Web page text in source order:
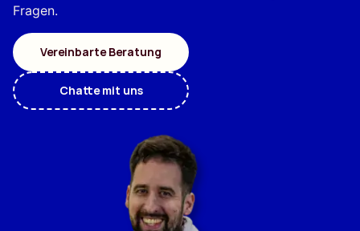
Fragen.
Vereinbarte Beratung
Chatte mit uns